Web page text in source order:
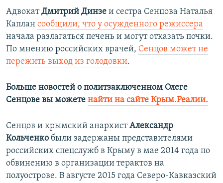
АдвокатДмитрий Динзе и сестра Сенцова Наталья
Каплан сообщили, что у осужденного режиссера
начала разлагаться печень и могут отказать почки.
По мнению российских врачей, Сенцов может не
пережить выход из голодовки.
Больше новостей о политзаключенном Олеге
Сенцове вы можете найти на сайте Крым.Реалии.
Сенцов и крымский анархистАлександр
Кольченко были задержаны представителями
российских спецслужб в Крыму в мае 2014 года по
обвинению в организации терактов на
полуострове. В августе 2015 года Северо-Кавказский